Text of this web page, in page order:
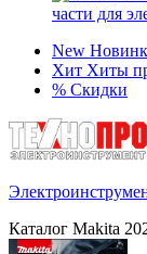
части для
New
Хит Хиты
% Скидки
Каталог Makita